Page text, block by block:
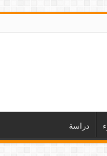
دراسة